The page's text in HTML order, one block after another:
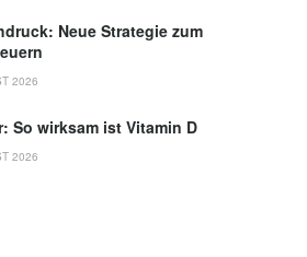
Neue Strategie zum
2026
So wirksam ist Vitamin D
2026